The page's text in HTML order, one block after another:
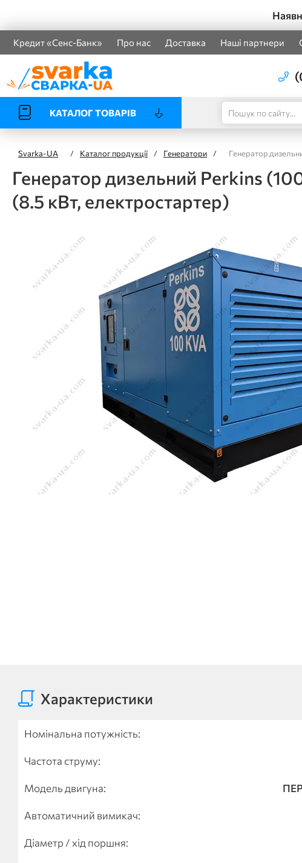
Кредит «Сенс-Банк» Про нас Доставка Наші партнери
КАТАЛОГ ТОВАРІВ
Svarka-UA / Каталог продукції / Генератори / Генератор
Генератор дизельний Perkins
(8.5 кВт, електростартер)
Характеристики
Номінальна потужність:
Частота струму:
Модель двигуна:
Автоматичний вимикач:
Діаметр / хід поршня: